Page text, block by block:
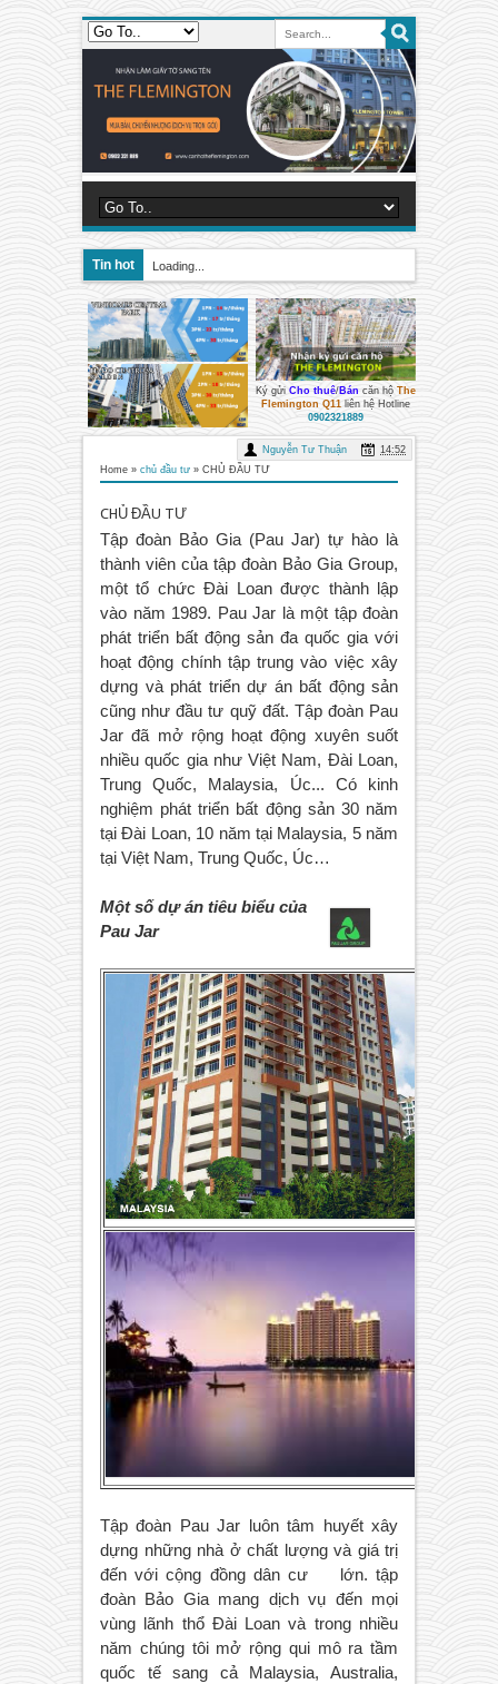
Tin hot Loading...
Ký gửi Cho thuê/ Bán căn hộ The
Flemington Q11 liên hệ Hotline
0902321889
Home » chủ đầu tư » CHỦ ĐẦU TƯ
CHỦ ĐẦU TƯ
Nguyễn Tư Thuận 14:52
Tập đoàn Bảo Gia (Pau Jar) tự hào là
thành viên của tập đoàn Bảo Gia Group,
một tổ chức Đài Loan được thành lập
vào năm 1989. Pau Jar là một tập đoàn
phát triển bất động sản đa quốc gia với
hoạt động chính tập trung vào việc xây
dựng và phát triển dự án bất động sản
cũng như đầu tư quỹ đất. Tập đoàn Pau
Jar đã mở rộng hoạt động xuyên suốt
nhiều quốc gia như Việt Nam, Đài Loan,
Trung Quốc, Malaysia, Úc... Có kinh
nghiệm phát triển bất động sản 30 năm
tại Đài Loan, 10 năm tại Malaysia, 5 năm
tại Việt Nam, Trung Quốc, Úc…
Một số dự án tiêu biểu của
Pau Jar
Tập đoàn Pau Jar luôn tâm huyết xây
dựng những nhà ở chất lượng và giá trị
đến với cộng đồng dân cư lớn. tập
đoàn Bảo Gia mang dịch vụ đến mọi
vùng lãnh thổ Đài Loan và trong nhiều
năm chúng tôi mở rộng qui mô ra tầm
quốc tế sang cả Malaysia, Australia,